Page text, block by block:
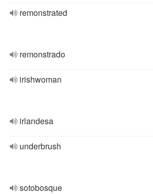
remonstrated
remonstrado
irishwoman
irlandesa
underbrush
sotobosque